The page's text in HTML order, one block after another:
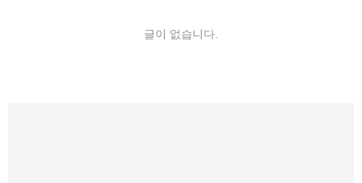
글이 없습니다.